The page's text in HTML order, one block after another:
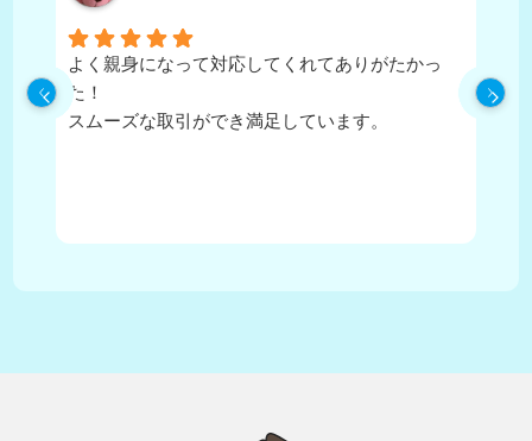
よく親身になって対応してくれてありがたかっ
た！
スムーズな取引ができ満足しています。